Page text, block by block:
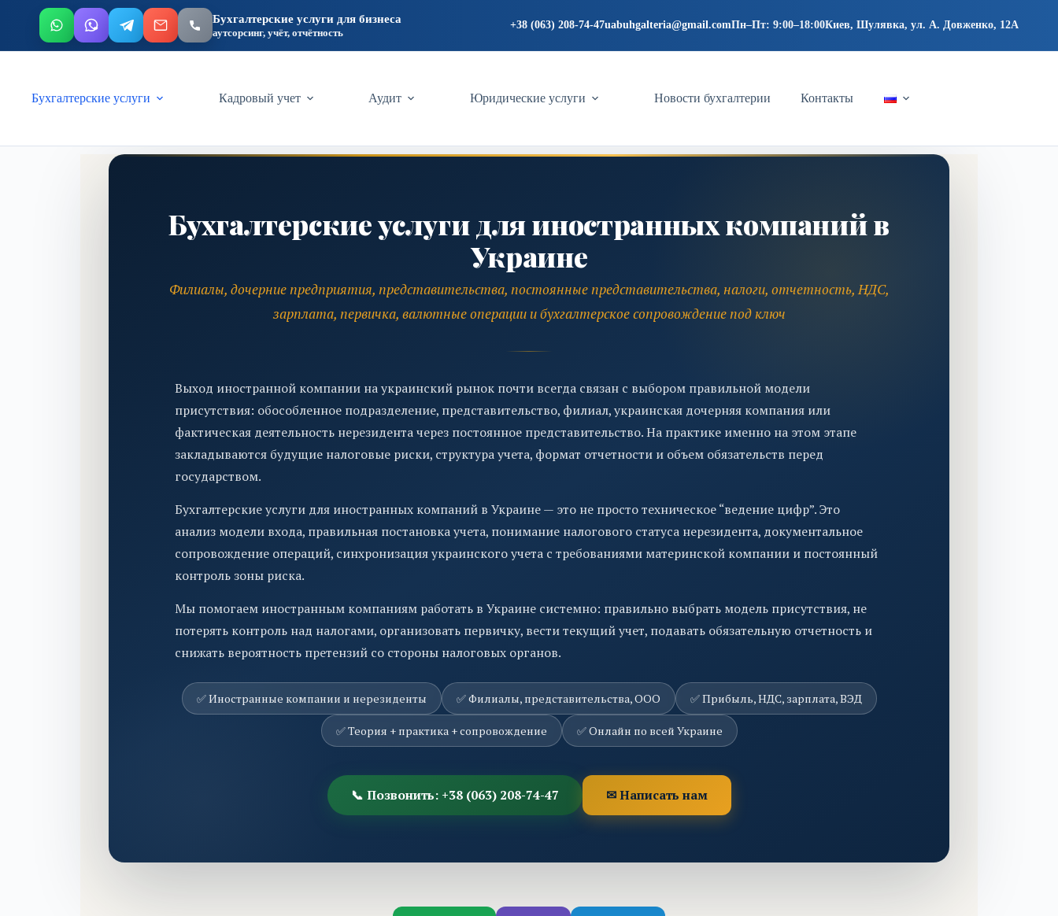
Бухгалтерские услуги для бизнеса
аутсорсинг, учёт, отчётность
+38 (063) 208-74-47uabuhgalteria@gmail.comПн–Пт: 9:00–18:00Киев, Шулявка, ул. А. Довженко, 12А
Бухгалтерские услуги Кадровый учет Аудит Юридические услуги Новости бухгалтерии Контакты
Бухгалтерские услуги для иностранных компаний в
Украине
Филиалы, дочерние предприятия, представительства, постоянные представительства, налоги, отчетность, НДС,
зарплата, первичка, валютные операции и бухгалтерское сопровождение под ключ
Выход иностранной компании на украинский рынок почти всегда связан с выбором правильной модели
присутствия: обособленное подразделение, представительство, филиал, украинская дочерняя компания или
фактическая деятельность нерезидента через постоянное представительство. На практике именно на этом этапе
закладываются будущие налоговые риски, структура учета, формат отчетности и объем обязательств перед
государством.
Бухгалтерские услуги для иностранных компаний в Украине — это не просто техническое “ведение цифр”. Это
анализ модели входа, правильная постановка учета, понимание налогового статуса нерезидента, документальное
сопровождение операций, синхронизация украинского учета с требованиями материнской компании и постоянный
контроль зоны риска.
Мы помогаем иностранным компаниям работать в Украине системно: правильно выбрать модель присутствия, не
потерять контроль над налогами, организовать первичку, вести текущий учет, подавать обязательную отчетность и
снижать вероятность претензий со стороны налоговых органов.
✅ Иностранные компании и нерезиденты ✅ Филиалы, представительства, ООО ✅ Прибыль, НДС, зарплата, ВЭД
✅ Теория + практика + сопровождение ✅ Онлайн по всей Украине
📞 Позвонить: +38 (063) 208-74-47 ✉ Написать нам